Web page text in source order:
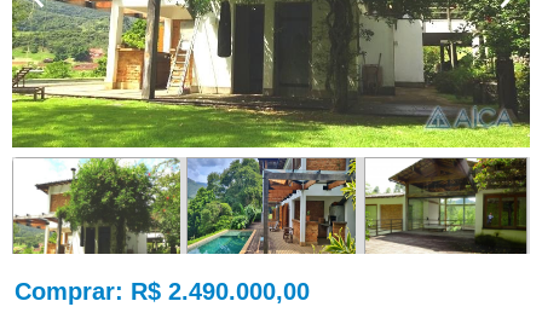
Comprar: R$ 2.490.000,00